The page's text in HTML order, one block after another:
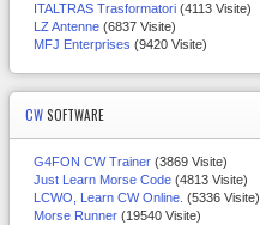
ITALTRAS Trasformatori (4113 Visite)
LZ Antenne (6837 Visite)
MFJ Enterprises (9420 Visite)
CWSOFTWARE
G4FON CW Trainer (3869 Visite)
Just Learn Morse Code (4813 Visite)
LCWO, Learn CW Online. (5336 Visite)
Morse Runner (19540 Visite)